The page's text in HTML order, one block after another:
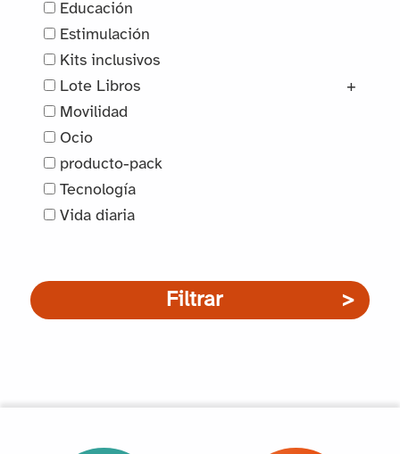
Educación
Estimulación
Kits inclusivos
Lote Libros
+
Movilidad
Ocio
producto-pack
Tecnología
Vida diaria
Filtrar